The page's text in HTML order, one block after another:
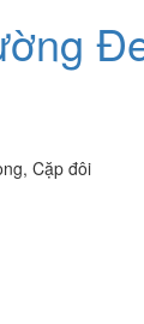
, Cặp đôi